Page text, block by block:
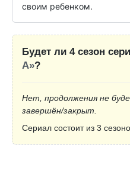
своим ребенком.
Будет ли 4 сезон
А»?
Нет, продолжения не
завершён/закрыт.
Сериал состоит из 3